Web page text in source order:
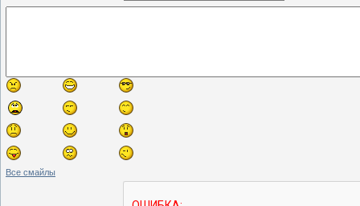
Все смайлы